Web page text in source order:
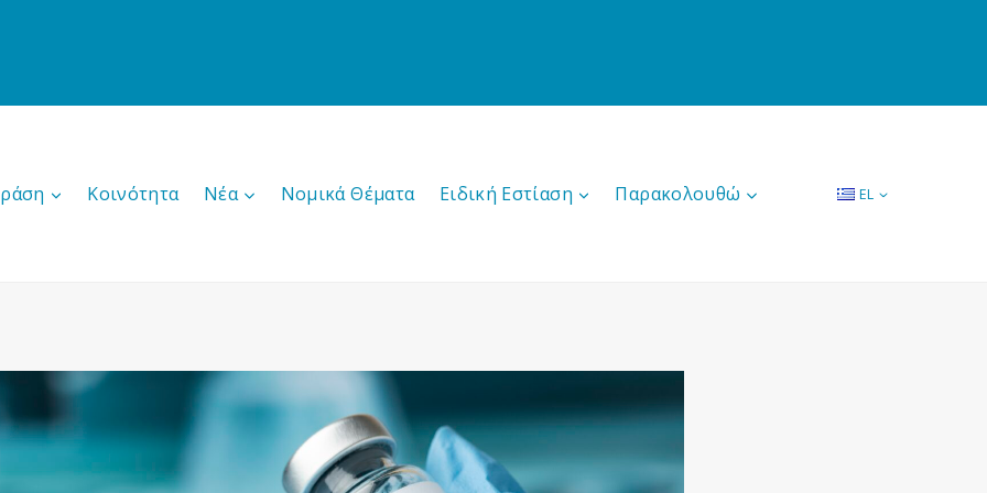
Κοινότητα Νέα Νομικά Θέματα Ειδική Εστίαση Παρακολουθώ EL